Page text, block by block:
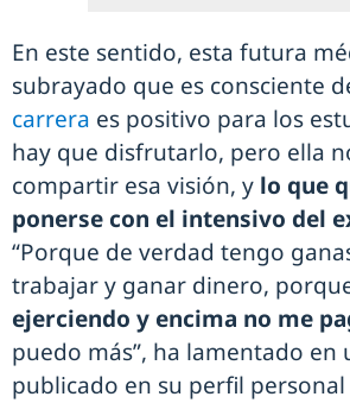
En este sentido, esta futura
subrayado que es consciente
carrera es positivo para los
hay que disfrutarlo, pero ella
compartir esa visión, y lo que
ponerse con el intensivo del
“Porque de verdad tengo
trabajar y ganar dinero,
ejerciendo y encima no me
puedo más”, ha lamentado en
publicado en su perfil personal